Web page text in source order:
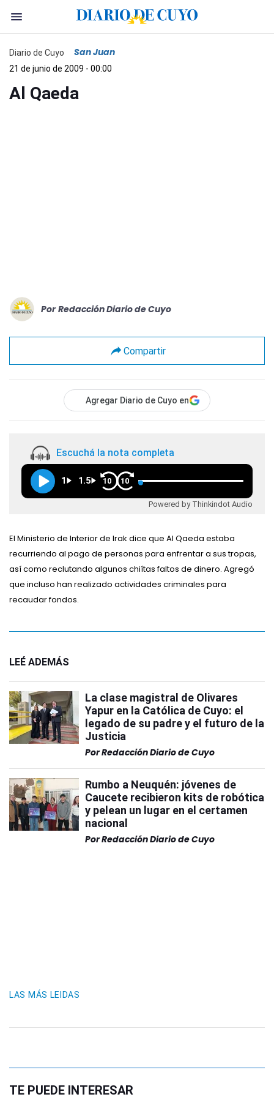
Diario de Cuyo San Juan
21 de junio de 2009 - 00:00
Al Qaeda
Por Redacción Diario de Cuyo
Compartir
Agregar Diario de Cuyo en
Escuchá la nota completa
1 1.5 10 10
Powered by Thinkindot Audio
El Ministerio de Interior de Irak dice que Al Qaeda estaba
recurriendo al pago de personas para enfrentar a sus tropas,
así como reclutando algunos chiítas faltos de dinero. Agregó
que incluso han realizado actividades criminales para
recaudar fondos.
LEÉ ADEMÁS
La clase magistral de Olivares
Yapur en la Católica de Cuyo: el
legado de su padre y el futuro de la
Justicia
PorRedacción Diario de Cuyo
Rumbo a Neuquén: jóvenes de
Caucete recibieron kits de robótica
y pelean un lugar en el certamen
nacional
PorRedacción Diario de Cuyo
LAS MÁS LEIDAS
TE PUEDE INTERESAR